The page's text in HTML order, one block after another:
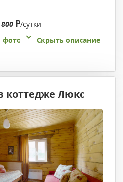
Р/сутки
фото
Скрыть описание
коттедже Люкс